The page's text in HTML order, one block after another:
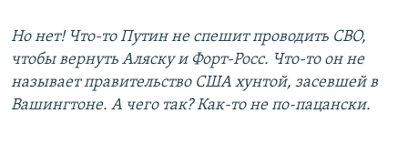
Но нет! Что-то Путин не спешит проводить СВО,
чтобы вернуть Аляску и Форт-Росс. Что-то он не
называет правительство США хунтой, засевшей в
Вашингтоне. А чего так? Как-то не по-пацански.